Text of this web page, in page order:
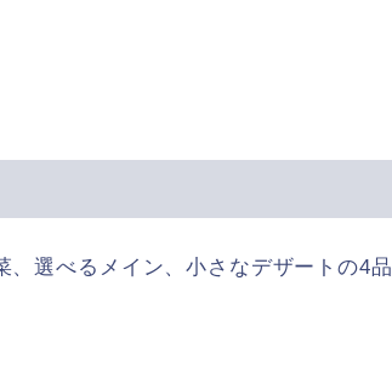
選べるメイン、小さなデザートの4品